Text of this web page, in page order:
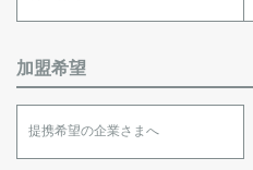
加盟希望
提携希望の企業さまへ